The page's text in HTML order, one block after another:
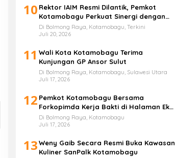
10 Rektor IAIM Resmi Dilantik, Pemkot
Kotamobagu Perkuat Sinergi dengan
Perguruan Tinggi
Di Bolmong Raya, Kotamobagu, Terkini
Juli 20, 2026
11 Wali Kota Kotamobagu Terima
Kunjungan GP Ansor Sulut
Di Bolmong Raya, Kotamobagu, Sulawesi Utara
Juli 17, 2026
12 Pemkot Kotamobagu Bersama
Forkopimda Kerja Bakti di Halaman Eks
Kantor Bupati Bolmong
Di Bolmong Raya, Kotamobagu
Juli 17, 2026
13Weny Gaib Secara Resmi Buka Kawasan
Kuliner SanPalk Kotamobagu